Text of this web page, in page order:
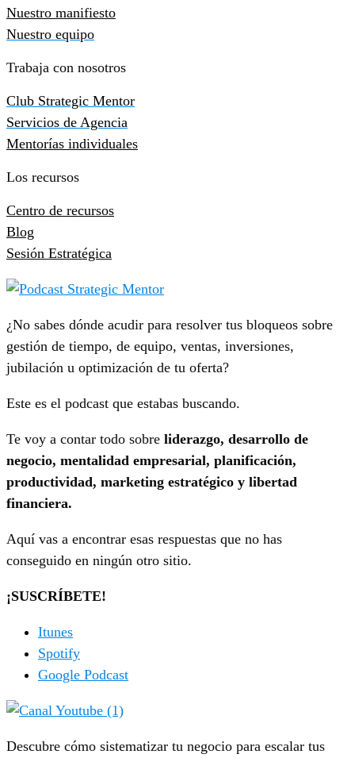
Nuestro manifiesto
Nuestro equipo
Trabaja con nosotros
Club Strategic Mentor
Servicios de Agencia
Mentorías individuales
Los recursos
Centro de recursos
Blog
Sesión Estratégica
¿No sabes dónde acudir para resolver tus bloqueos sobre
gestión de tiempo, de equipo, ventas, inversiones,
jubilación u optimización de tu oferta?
Este es el podcast que estabas buscando.
Te voy a contar todo sobre liderazgo, desarrollo de
negocio, mentalidad empresarial, planificación,
productividad, marketing estratégico y libertad
financiera.
Aquí vas a encontrar esas respuestas que no has
conseguido en ningún otro sitio.
¡SUSCRÍBETE!
Itunes
Spotify
Google Podcast
Descubre cómo sistematizar tu negocio para escalar tus